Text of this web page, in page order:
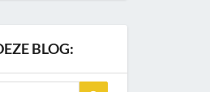
BLOG: